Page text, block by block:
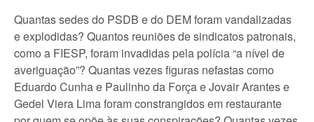
Quantas sedes do PSDB e do DEM foram vandalizadas
e explodidas? Quantos reuniões de sindicatos patronais,
como a FIESP, foram invadidas pela polícia “a nível de
averiguação”? Quantas vezes figuras nefastas como
Eduardo Cunha e Paulinho da Força e Jovair Arantes e
Gedel Viera Lima foram constrangidos em restaurante